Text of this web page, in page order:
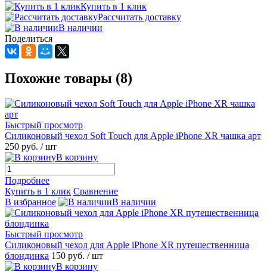
Купить в 1 клик
Рассчитать доставку
В наличии
Поделиться
Похожие товары (8)
Быстрый просмотр
Силиконовый чехол Soft Touch для Apple iPhone XR чашка арт
250 руб. / шт
В корзину
Подробнее
Купить в 1 клик Сравнение
В избранное
В наличии
Быстрый просмотр
Силиконовый чехол для Apple iPhone XR путешественница
блондинка 150 руб. / шт
В корзину